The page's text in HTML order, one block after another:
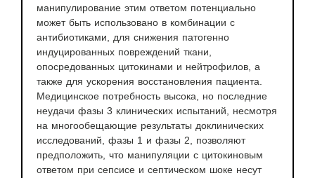
манипулирование этим ответом потенциально
может быть использовано в комбинации с
антибиотиками, для снижения патогенно
индуцированных повреждений ткани,
опосредованных цитокинами и нейтрофилов, а
также для ускорения восстановления пациента.
Медицинское потребность высока, но последние
неудачи фазы 3 клинических испытаний, несмотря
на многообещающие результаты доклинических
исследований, фазы 1 и фазы 2, позволяют
предположить, что манипуляции с цитокиновым
ответом при сепсисе и септическом шоке несут